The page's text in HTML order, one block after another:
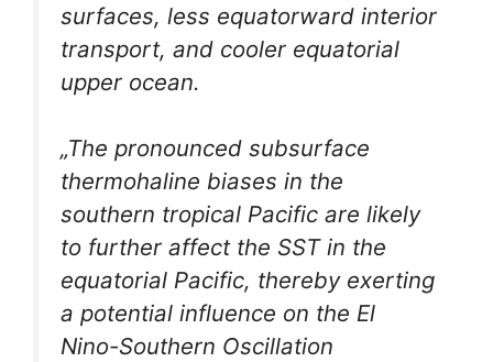
surfaces, less equatorward interior
transport, and cooler equatorial
upper ocean.
„The pronounced subsurface
thermohaline biases in the
southern tropical Pacific are likely
to further affect the SST in the
equatorial Pacific, thereby exerting
a potential influence on the El
Nino-Southern Oscillation